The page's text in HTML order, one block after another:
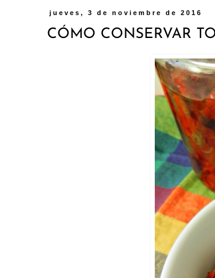
jueves, 3 de noviembre de 2016
CÓMO CONSERVAR